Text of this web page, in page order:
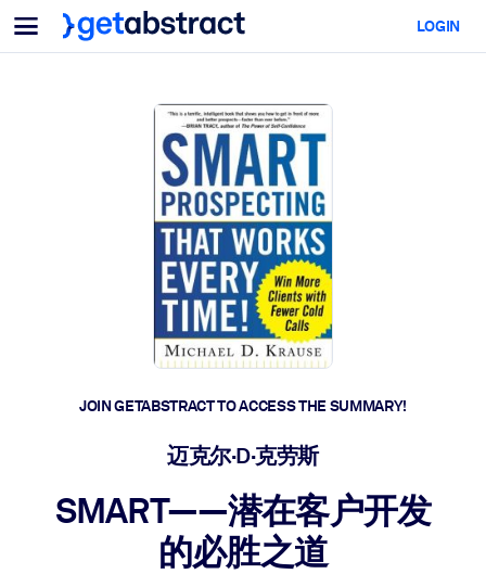
Menu
For Teams & Leaders
Equip your employees with critical AI skills.
Leadership Development
Prepare your leaders for the next era of work.
Collaborative Learning
Make it easy for teams to learn together, solve real problems, and
Upskilling & Reskilling
Build a healthier, more resilient workforce.
For AI Systems
LOGIN
JOIN GETABSTRACT TO ACCESS THE SUMMARY!
迈克尔·D·克劳斯
SMART——潜在客户开发
的必胜之道